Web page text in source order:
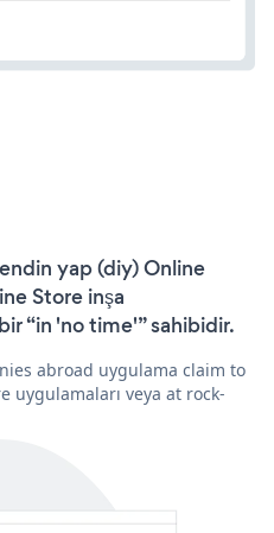
yap (diy) Online
Store inşa
“in 'no time'” sahibidir.
abroad uygulama claim to
uygulamaları veya at rock-